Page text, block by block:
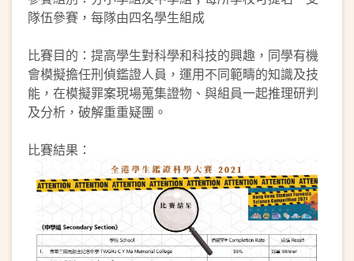
隊伍參賽，每隊由四名學生組成
比賽目的：提高學生對科學和科技的興趣，同學有機
會模擬擔任刑偵鑑證人員，運用不同範疇的知識及技
能，在模擬罪案現場蒐集證物、與組員一起推理研判
及分析，破解重重疑團。
比賽結果：